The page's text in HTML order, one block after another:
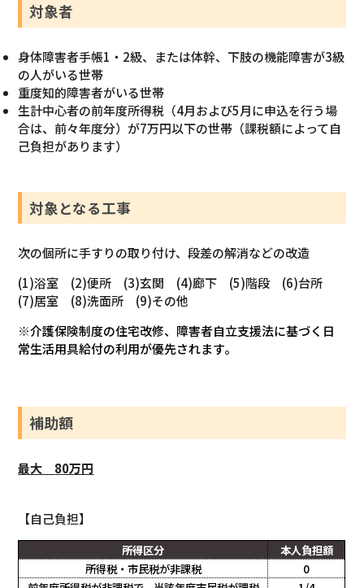
対象者
身体障害者手帳1・2級、または体幹、下肢の機能障害が3級
の人がいる世帯
重度知的障害者がいる世帯
生計中心者の前年度所得税（4月および5月に申込を行う場
合は、前々年度分）が7万円以下の世帯（課税額によって自
己負担があります）
対象となる工事
次の個所に手すりの取り付け、段差の解消などの改造
(1)浴室 (2)便所 (3)玄関 (4)廊下 (5)階段 (6)台所
(7)居室 (8)洗面所 (9)その他
※介護保険制度の住宅改修、障害者自立支援法に基づく日
常生活用具給付の利用が優先されます。
補助額
最大 80万円
【自己負担】
所得区分
本人負担額
所得税・市民税が非課税
0